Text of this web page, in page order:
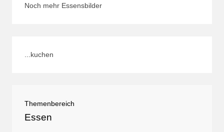
Noch mehr Essensbilder
...kuchen
Themenbereich
Essen